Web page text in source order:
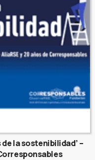
la sostenibilidad’ –